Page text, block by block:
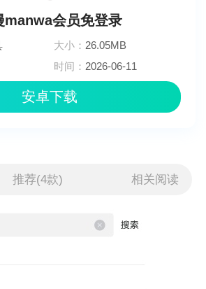
manwa会员免登录
大小：26.05MB
时间： 2026-06-11
安卓下载
推荐(4款) 相关阅读